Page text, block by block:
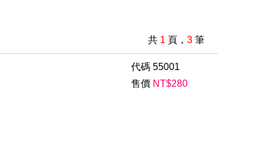
共 1 頁， 3 筆
代碼 55001
售價 NT$280